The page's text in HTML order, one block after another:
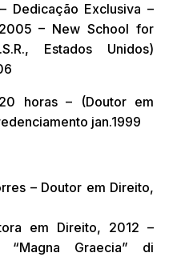
– Dedicação Exclusiva –
– New School for
Estados Unidos)
horas – (Doutor em
jan.1999
– Doutor em Direito,
em Direito, 2012 –
Graecia” di